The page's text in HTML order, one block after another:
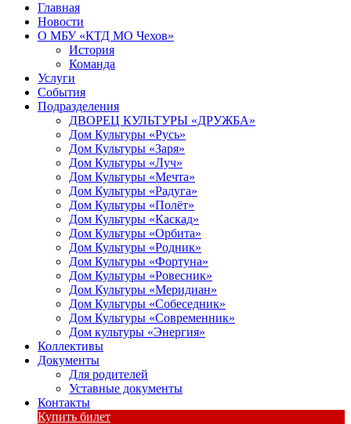
Главная
Новости
О МБУ «КТД МО Чехов»
История
Команда
Услуги
События
Подразделения
ДВОРЕЦ КУЛЬТУРЫ «ДРУЖБА»
Дом Культуры «Русь»
Дом Культуры «Заря»
Дом Культуры «Луч»
Дом Культуры «Мечта»
Дом Культуры «Радуга»
Дом Культуры «Полёт»
Дом Культуры «Каскад»
Дом Культуры «Орбита»
Дом Культуры «Родник»
Дом Культуры «Фортуна»
Дом Культуры «Ровесник»
Дом Культуры «Меридиан»
Дом Культуры «Собеседник»
Дом Культуры «Современник»
Дом культуры «Энергия»
Коллективы
Документы
Для родителей
Уставные документы
Контакты
Купить билет